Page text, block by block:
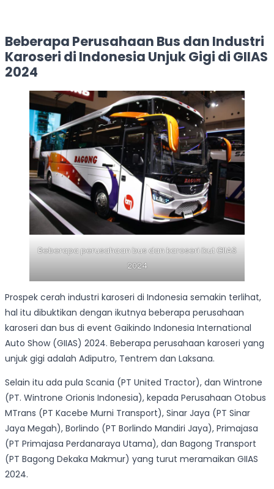
Beberapa Perusahaan Bus dan Industri
Karoseri di Indonesia Unjuk Gigi di GIIAS
2024
Beberapa perusahaan bus dan karoseri ikut GIIAS
2024
Prospek cerah industri karoseri di Indonesia semakin terlihat,
hal itu dibuktikan dengan ikutnya beberapa perusahaan
karoseri dan bus di event Gaikindo Indonesia International
Auto Show (GIIAS) 2024. Beberapa perusahaan karoseri yang
unjuk gigi adalah Adiputro, Tentrem dan Laksana.
Selain itu ada pula Scania (PT United Tractor), dan Wintrone
(PT. Wintrone Orionis Indonesia), kepada Perusahaan Otobus
MTrans (PT Kacebe Murni Transport), Sinar Jaya (PT Sinar
Jaya Megah), Borlindo (PT Borlindo Mandiri Jaya), Primajasa
(PT Primajasa Perdanaraya Utama), dan Bagong Transport
(PT Bagong Dekaka Makmur) yang turut meramaikan GIIAS
2024.